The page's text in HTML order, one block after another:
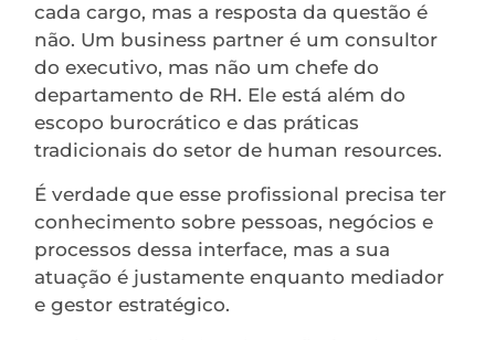
cada cargo, mas a resposta da questão é
não. Um business partner é um consultor
do executivo, mas não um chefe do
departamento de RH. Ele está além do
escopo burocrático e das práticas
tradicionais do setor de human resources.
É verdade que esse profissional precisa ter
conhecimento sobre pessoas, negócios e
processos dessa interface, mas a sua
atuação é justamente enquanto mediador
e gestor estratégico.